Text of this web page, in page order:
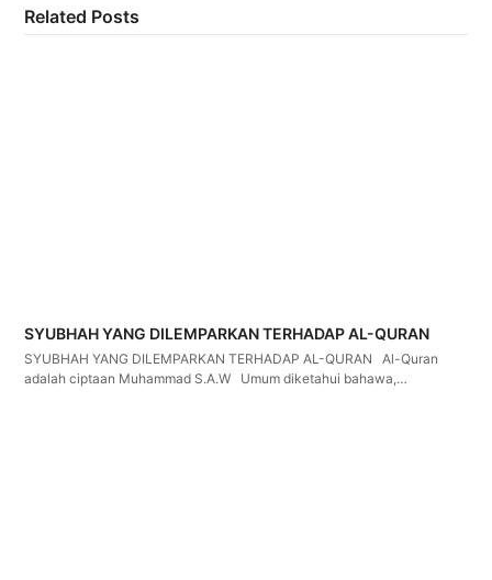
Related Posts
SYUBHAH YANG DILEMPARKAN TERHADAP AL-QURAN
SYUBHAH YANG DILEMPARKAN TERHADAP AL-QURAN Al-Quran
adalah ciptaan Muhammad S.A.W Umum diketahui bahawa,…